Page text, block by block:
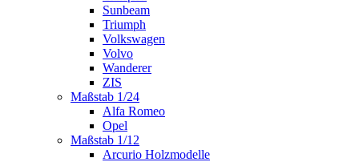
Sunbeam
Triumph
Volkswagen
Volvo
Wanderer
ZIS
Maßstab 1/24
Alfa Romeo
Opel
Maßstab 1/12
Arcurio Holzmodelle